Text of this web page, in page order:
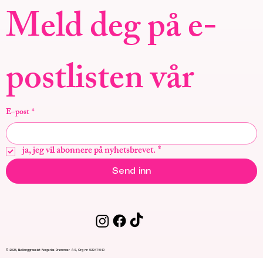
Meld deg på e-
postlisten vår
E-post*
ja, jeg vil abonnere på nyhetsbrevet.*
Send inn
© 2026, Ballonggrossist Fargerike Drømmer AS, Org nr: 929471040